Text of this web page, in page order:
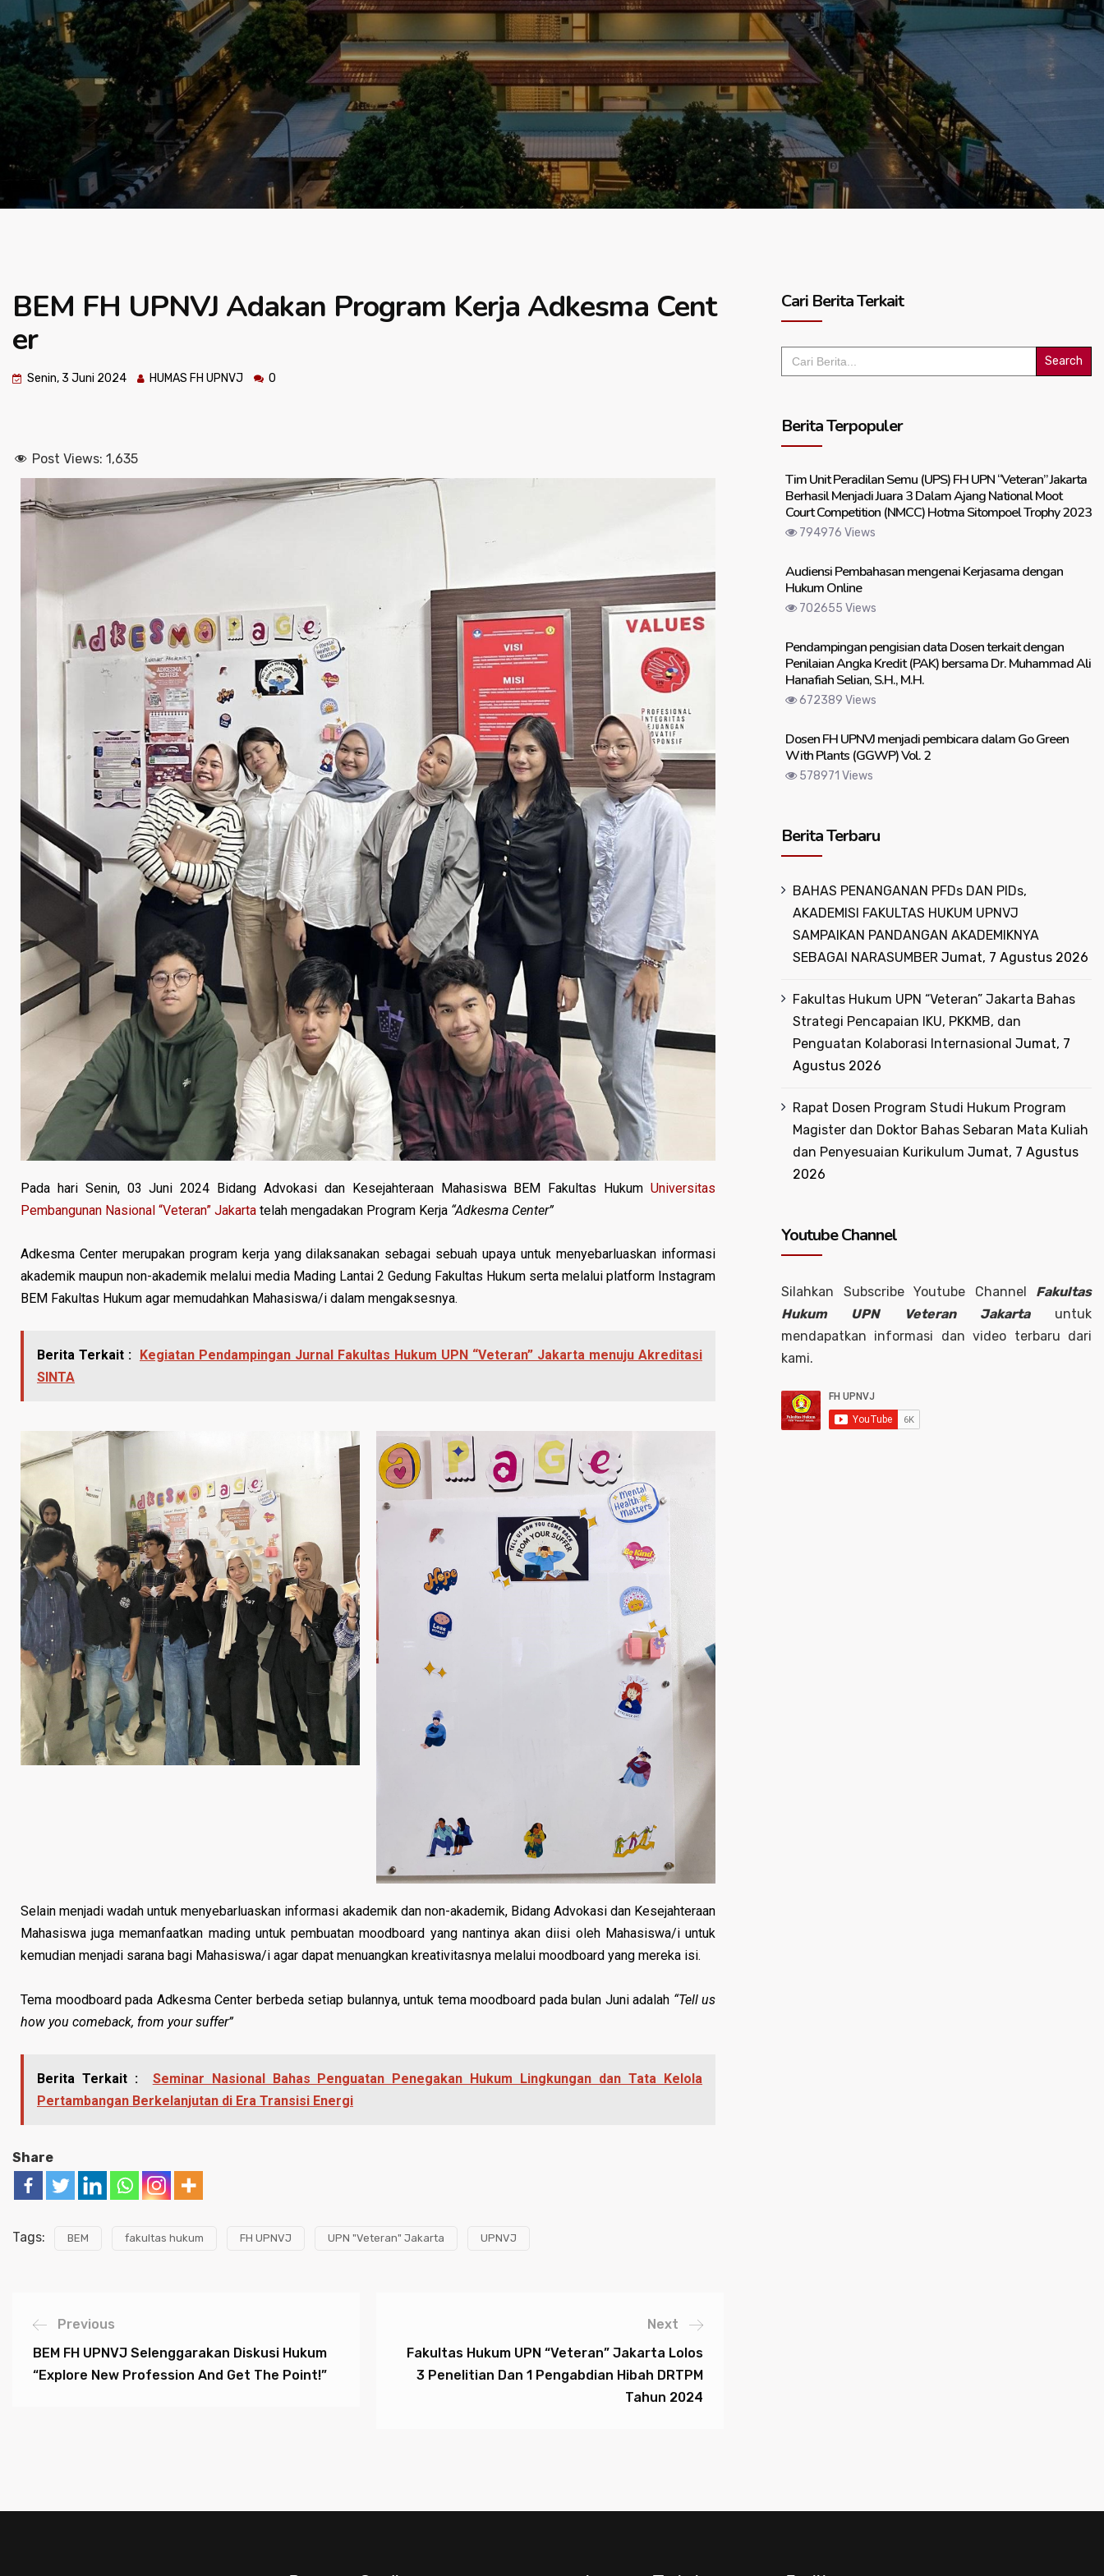
BEM FH UPNVJ Adakan Program Kerja Adkesma Cent
er
Senin, 3 Juni 2024 HUMAS FH UPNVJ 0
Post Views: 1,635
Pada hari Senin, 03 Juni 2024 Bidang Advokasi dan Kesejahteraan Mahasiswa BEM Fakultas Hukum Universitas
Pembangunan Nasional “Veteran” Jakarta telah mengadakan Program Kerja “Adkesma Center”
Adkesma Center merupakan program kerja yang dilaksanakan sebagai sebuah upaya untuk menyebarluaskan informasi
akademik maupun non-akademik melalui media Mading Lantai 2 Gedung Fakultas Hukum serta melalui platform Instagram
BEM Fakultas Hukum agar memudahkan Mahasiswa/i dalam mengaksesnya.
Berita Terkait :
Kegiatan Pendampingan Jurnal Fakultas Hukum UPN “Veteran” Jakarta menuju Akreditasi
SINTA
Selain menjadi wadah untuk menyebarluaskan informasi akademik dan non-akademik, Bidang Advokasi dan Kesejahteraan
Mahasiswa juga memanfaatkan mading untuk pembuatan moodboard yang nantinya akan diisi oleh Mahasiswa/i untuk
kemudian menjadi sarana bagi Mahasiswa/i agar dapat menuangkan kreativitasnya melalui moodboard yang mereka isi.
Tema moodboard pada Adkesma Center berbeda setiap bulannya, untuk tema moodboard pada bulan Juni adalah “Tell us
how you comeback, from your suffer”
Berita Terkait :
Seminar Nasional Bahas Penguatan Penegakan Hukum Lingkungan dan Tata Kelola
Pertambangan Berkelanjutan di Era Transisi Energi
Share
Tags: BEM fakultas hukum FH UPNVJ UPN "Veteran" Jakarta UPNVJ
Previous
BEM FH UPNVJ Selenggarakan Diskusi Hukum
“Explore New Profession And Get The Point!”
Next
Fakultas Hukum UPN “Veteran” Jakarta Lolos
3 Penelitian Dan 1 Pengabdian Hibah DRTPM
Tahun 2024
Cari Berita Terkait
Search
for:
Berita Terpopuler
Tim Unit Peradilan Semu (UPS) FH UPN “Veteran” Jakarta
Berhasil Menjadi Juara 3 Dalam Ajang National Moot
Court Competition (NMCC) Hotma Sitompoel Trophy 2023
794976 Views
Audiensi Pembahasan mengenai Kerjasama dengan
Hukum Online
702655 Views
Pendampingan pengisian data Dosen terkait dengan
Penilaian Angka Kredit (PAK) bersama Dr. Muhammad Ali
Hanafiah Selian, S.H., M.H.
672389 Views
Dosen FH UPNVJ menjadi pembicara dalam Go Green
With Plants (GGWP) Vol. 2
578971 Views
Berita Terbaru
BAHAS PENANGANAN PFDs DAN PIDs,
AKADEMISI FAKULTAS HUKUM UPNVJ
SAMPAIKAN PANDANGAN AKADEMIKNYA
SEBAGAI NARASUMBER Jumat, 7 Agustus 2026
Fakultas Hukum UPN “Veteran” Jakarta Bahas
Strategi Pencapaian IKU, PKKMB, dan
Penguatan Kolaborasi Internasional Jumat, 7
Agustus 2026
Rapat Dosen Program Studi Hukum Program
Magister dan Doktor Bahas Sebaran Mata Kuliah
dan Penyesuaian Kurikulum Jumat, 7 Agustus
2026
Youtube Channel
Silahkan Subscribe Youtube Channel Fakultas
Hukum UPN Veteran Jakartauntuk
mendapatkan informasi dan video terbaru dari
kami.